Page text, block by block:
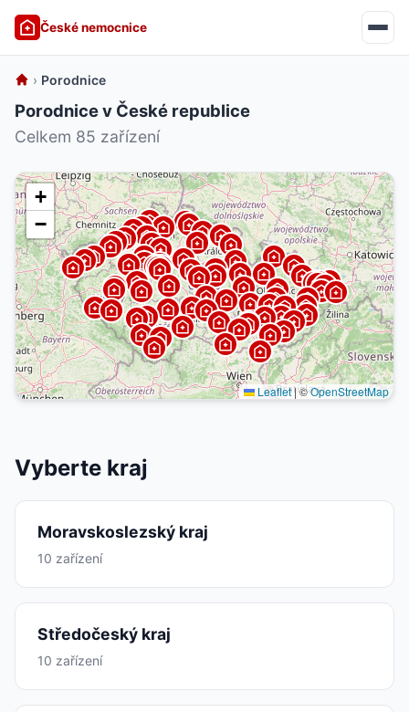
České nemocnice
› Porodnice
Porodnice v České republice
Celkem 85 zařízení
+
−
Leaflet|©OpenStreetMap
Vyberte kraj
Moravskoslezský kraj
10 zařízení
Středočeský kraj
10 zařízení